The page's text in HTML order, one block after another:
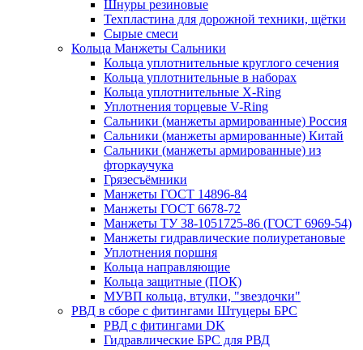
Шнуры резиновые
Техпластина для дорожной техники, щётки
Сырые смеси
Кольца Манжеты Сальники
Кольца уплотнительные круглого сечения
Кольца уплотнительные в наборах
Кольца уплотнительные Х-Ring
Уплотнения торцевые V-Ring
Сальники (манжеты армированные) Россия
Сальники (манжеты армированные) Китай
Сальники (манжеты армированные) из
фторкаучука
Грязесъёмники
Манжеты ГОСТ 14896-84
Манжеты ГОСТ 6678-72
Манжеты ТУ 38-1051725-86 (ГОСТ 6969-54)
Манжеты гидравлические полиуретановые
Уплотнения поршня
Кольца направляющие
Кольца защитные (ПОК)
МУВП кольца, втулки, "звездочки"
РВД в сборе с фитингами Штуцеры БРС
РВД с фитингами DK
Гидравлические БРС для РВД